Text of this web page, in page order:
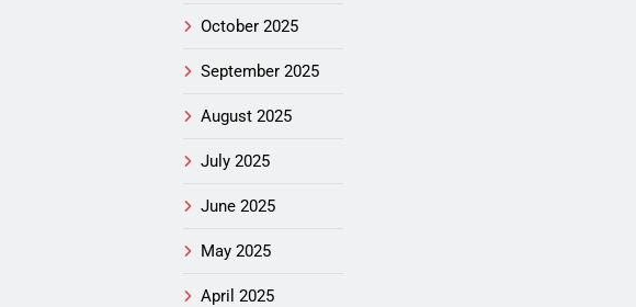
October 2025
September 2025
August 2025
July 2025
June 2025
May 2025
April 2025